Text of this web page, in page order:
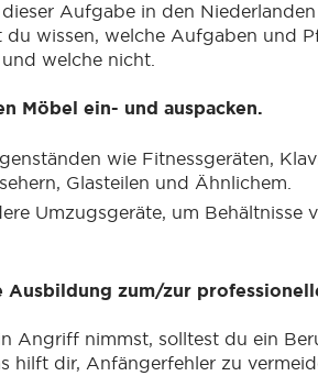
Aufgabe in den Niederlanden
du wissen, welche Aufgaben und
welche nicht.
Möbel ein- und auspacken.
wie Fitnessgeräten,
Glasteilen und Ähnlichem.
Umzugsgeräte, um Behältnisse
Ausbildung zum/zur
Angriff nimmst, solltest du ein
hilft dir, Anfängerfehler zu